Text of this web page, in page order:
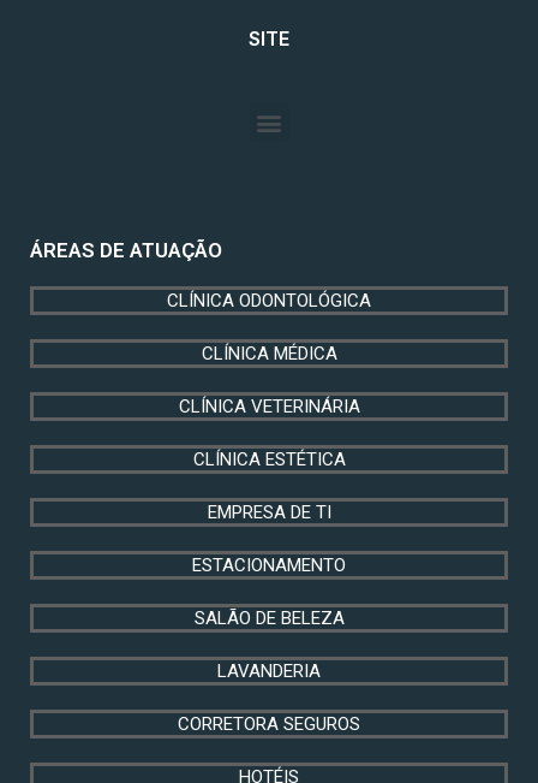
SITE
ÁREAS DE ATUAÇÃO
CLÍNICA ODONTOLÓGICA
CLÍNICA MÉDICA
CLÍNICA VETERINÁRIA
CLÍNICA ESTÉTICA
EMPRESA DE TI
ESTACIONAMENTO
SALÃO DE BELEZA
LAVANDERIA
CORRETORA SEGUROS
HOTÉIS